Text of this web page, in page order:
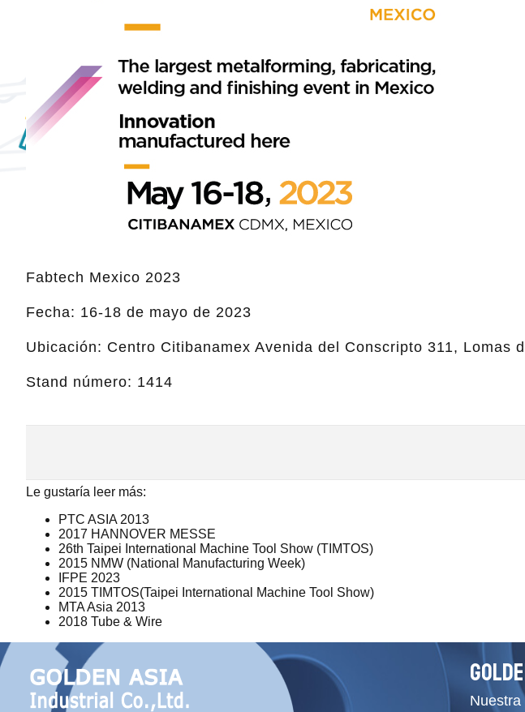
Fabtech Mexico 2023
Fecha: 16-18 de mayo de 2023
Ubicación: Centro Citibanamex Avenida del Conscripto 311, Lomas
Stand número: 1414
Le gustaría leer más:
PTC ASIA 2013
2017 HANNOVER MESSE
26th Taipei International Machine Tool Show (TIMTOS)
2015 NMW (National Manufacturing Week)
IFPE 2023
2015 TIMTOS(Taipei International Machine Tool Show)
MTA Asia 2013
2018 Tube & Wire
Nuestra